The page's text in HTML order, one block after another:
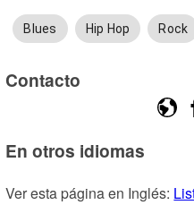
Blues Hip Hop Rock
Contacto
En otros idiomas
Ver esta página en Inglés: